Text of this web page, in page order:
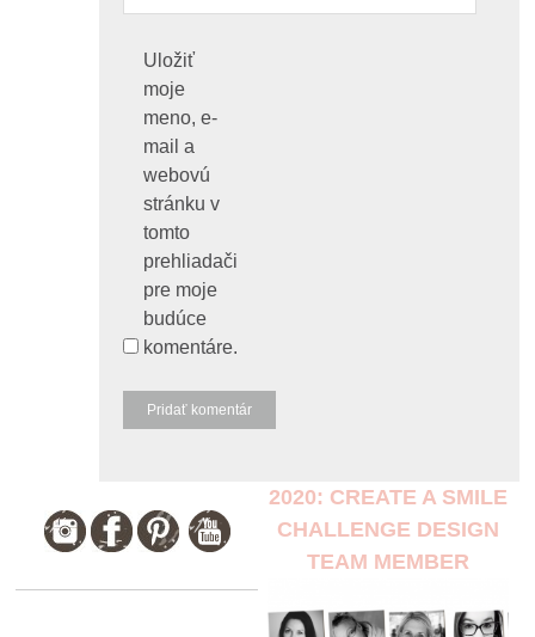
Uložiť
moje
meno, e-
mail a
webovú
stránku v
tomto
prehliadači
pre moje
budúce
komentáre.
2020: CREATE A SMILE
CHALLENGE DESIGN
TEAM MEMBER